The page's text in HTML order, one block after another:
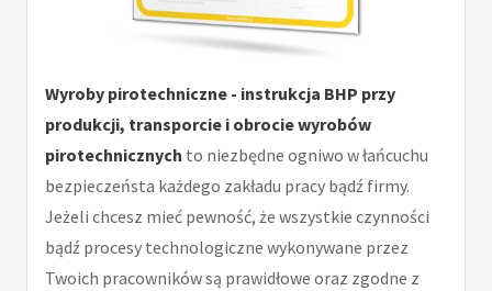
Wyroby pirotechniczne - instrukcja BHP przy
produkcji, transporcie i obrocie wyrobów
pirotechnicznych to niezbędne ogniwo w łańcuchu
bezpieczeństa każdego zakładu pracy bądź firmy.
Jeżeli chcesz mieć pewność, że wszystkie czynności
bądź procesy technologiczne wykonywane przez
Twoich pracowników są prawidłowe oraz zgodne z